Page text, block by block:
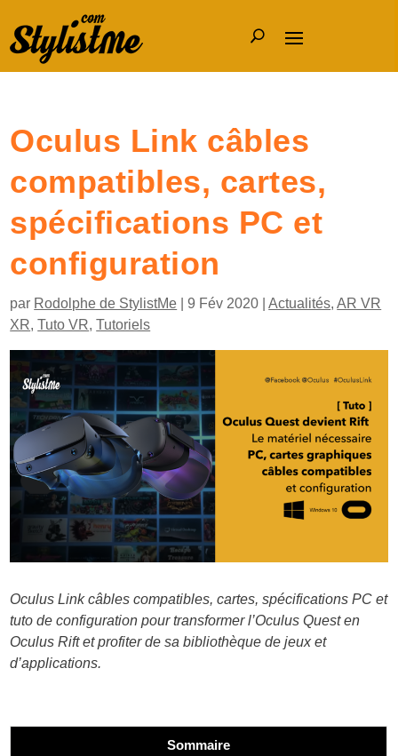
Oculus Link câbles
compatibles, cartes,
spécifications PC et
configuration
par Rodolphe de StylistMe |9 Fév 2020 |Actualités,AR VR
XR,Tuto VR,Tutoriels
Oculus Link câbles compatibles, cartes, spécifications PC et
tuto de configuration pour transformer l’Oculus Quest en
Oculus Rift et profiter de sa bibliothèque de jeux et
d’applications.
Sommaire